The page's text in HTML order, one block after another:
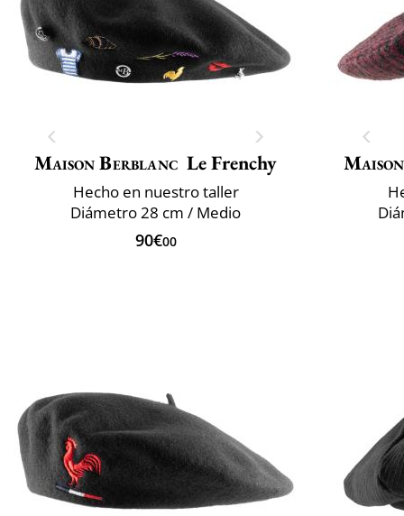
Maison Berblanc Le Frenchy
Hecho en nuestro taller
Diámetro 28 cm / Medio
90€00